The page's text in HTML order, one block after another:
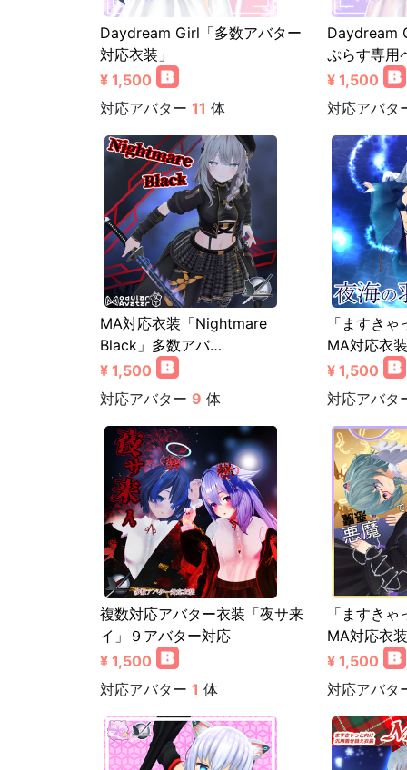
Daydream Girl「多数アバター
対応衣装」
¥ 1,500
対応アバター 11 体
Daydream
ぷらす専用
¥ 1,500
対応アバタ
MA対応衣装「Nightmare
Black」多数アバ…
¥ 1,500
対応アバター 9 体
「ますき
MA対応衣
¥ 1,500
対応アバタ
複数対応アバター衣装「夜サ来
イ」９アバター対応
¥ 1,500
対応アバター 1 体
「ますき
MA対応衣
¥ 1,500
対応アバタ